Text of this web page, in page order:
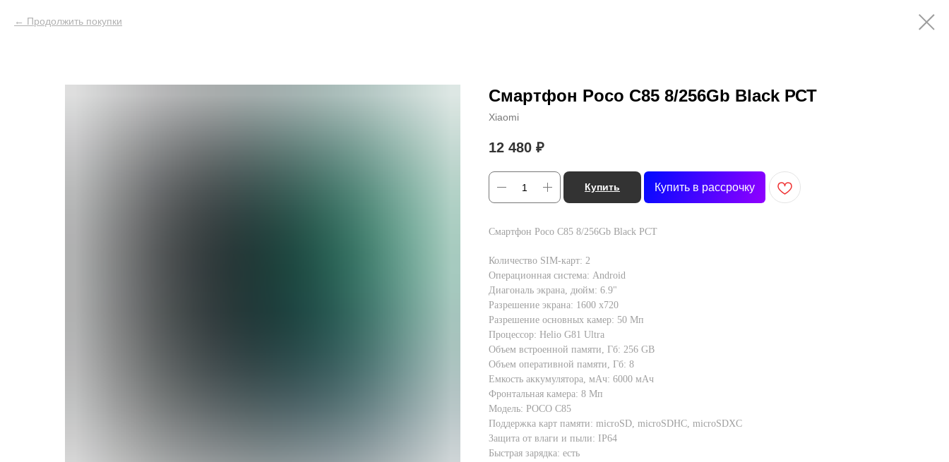
Продолжить покупки
Смартфон Poco C85 8/256Gb Black РСТ
Xiaomi
12 480 ₽
Купить Купить в рассрочку
Смартфон Poco C85 8/256Gb Black РСТ
Количество SIM-карт: 2
Операционная система: Android
Диагональ экрана, дюйм: 6.9"
Разрешение экрана: 1600 x720
Разрешение основных камер: 50 Мп
Процессор: Helio G81 Ultra
Объем встроенной памяти, Гб: 256 GB
Объем оперативной памяти, Гб: 8
Емкость аккумулятора, мАч: 6000 мАч
Фронтальная камера: 8 Мп
Модель: POCO C85
Поддержка карт памяти: microSD, microSDHC, microSDXC
Защита от влаги и пыли: IP64
Быстрая зарядка: есть